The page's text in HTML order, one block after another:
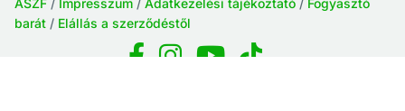
ÁSZF / Impresszum / Adatkezelési tájékoztató / Fogyasztó
barát / Elállás a szerződéstől